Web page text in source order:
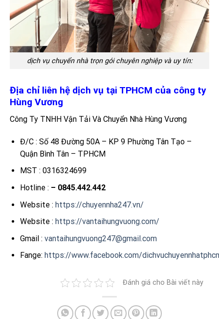
dịch vụ chuyển nhà trọn gói chuyên nghiệp và uy tín:
Địa chỉ liên hệ dịch vụ tại TPHCM của công ty
Hùng Vương
Công Ty TNHH Vận Tải Và Chuyển Nhà Hùng Vương
Đ/C : Số 48 Đường 50A – KP 9 Phường Tân Tạo –
Quận Bình Tân – TPHCM
MST : 0316324699
Hotline : – 0845.442.442
Website : https://chuyennha247.vn/
Website : https://vantaihungvuong.com/
Gmail : vantaihungvuong247@gmail.com
Fange: https://www.facebook.com/
Đánh giá cho Bài viết này